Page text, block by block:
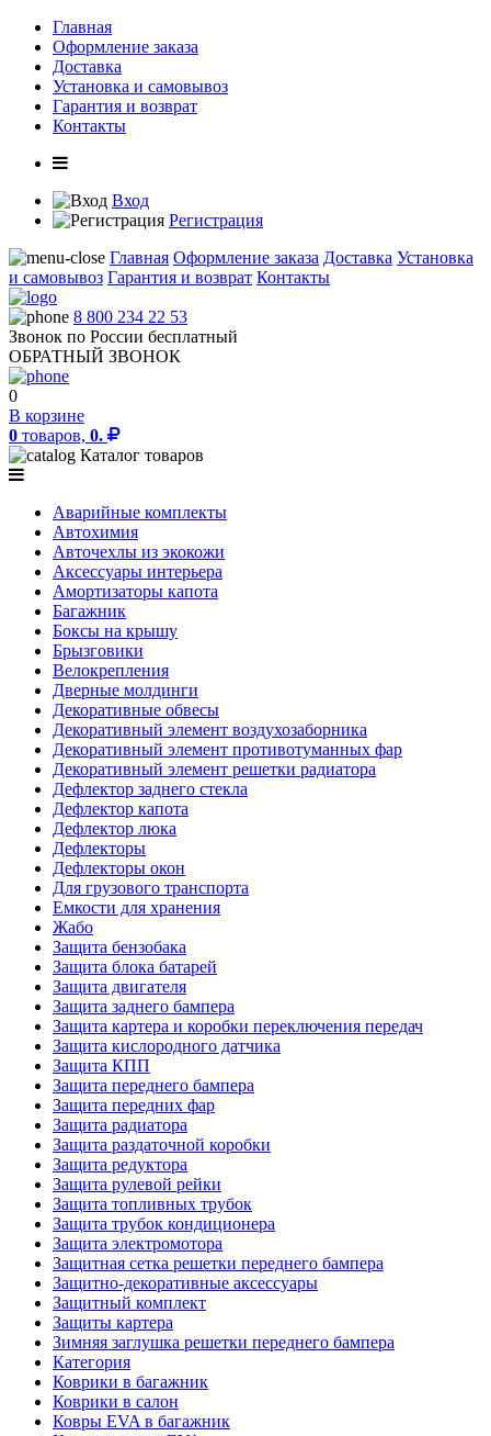
Главная
Оформление заказа
Доставка
Установка и самовывоз
Гарантия и возврат
Контакты
Вход
Регистрация
Главная Оформление заказа Доставка Установка
и самовывоз Гарантия и возврат Контакты
8 800 234 22 53
Звонок по России бесплатный
ОБРАТНЫЙ ЗВОНОК
0
В корзине
0 товаров, 0.
Каталог товаров
Аварийные комплекты
Автохимия
Авточехлы из экокожи
Аксессуары интерьера
Амортизаторы капота
Багажник
Боксы на крышу
Брызговики
Велокрепления
Дверные молдинги
Декоративные обвесы
Декоративный элемент воздухозаборника
Декоративный элемент противотуманных фар
Декоративный элемент решетки радиатора
Дефлектор заднего стекла
Дефлектор капота
Дефлектор люка
Дефлекторы
Дефлекторы окон
Для грузового транспорта
Емкости для хранения
Жабо
Защита бензобака
Защита блока батарей
Защита двигателя
Защита заднего бампера
Защита картера и коробки переключения передач
Защита кислородного датчика
Защита КПП
Защита переднего бампера
Защита передних фар
Защита радиатора
Защита раздаточной коробки
Защита редуктора
Защита рулевой рейки
Защита топливных трубок
Защита трубок кондиционера
Защита электромотора
Защитная сетка решетки переднего бампера
Защитно-декоративные аксессуары
Защитный комплект
Защиты картера
Зимняя заглушка решетки переднего бампера
Категория
Коврики в багажник
Коврики в салон
Ковры EVA в багажник